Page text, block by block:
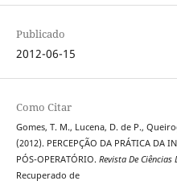
Publicado
2012-06-15
Como Citar
Gomes, T. M., Lucena, D. de P.,
(2012). PERCEPÇÃO DA PRÁTICA DA
PÓS-OPERATÓRIO. Revista De Ciências
Recuperado de